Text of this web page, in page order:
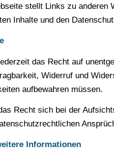
stellt Links zu anderen
Inhalte und den
das Recht auf
Widerruf und
aufbewahren müssen.
Recht sich bei der
Informationen